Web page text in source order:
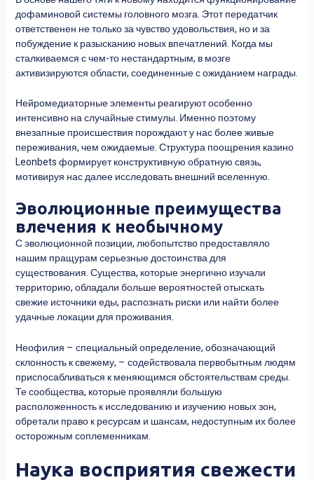
дофаминовой системы головного мозга. Этот передатчик
ответственен не только за чувство удовольствия, но и за
побуждение к разысканию новых впечатлений. Когда мы
сталкиваемся с чем-то нестандартным, в мозге
активизируются области, соединенные с ожиданием награды.
Нейромедиаторные элементы реагируют особенно
интенсивно на случайные стимулы. Именно поэтому
внезапные происшествия порождают у нас более живые
переживания, чем ожидаемые. Структура поощрения казино
Leonbets формирует конструктивную обратную связь,
мотивируя нас далее исследовать внешний вселенную.
Эволюционные преимущества
влечения к необычному
С эволюционной позиции, любопытство предоставляло
нашим пращурам серьезные достоинства для
существования. Существа, которые энергично изучали
территорию, обладали больше вероятностей отыскать
свежие источники еды, распознать риски или найти более
удачные локации для проживания.
Неофилия – специальный определение, обозначающий
склонность к свежему, – содействовала первобытным людям
приспосабливаться к меняющимся обстоятельствам среды.
Те сообщества, которые проявляли большую
расположенность к исследованию и изучению новых зон,
обретали право к ресурсам и шансам, недоступным их более
осторожным соплеменникам.
Наука восприятия свежести